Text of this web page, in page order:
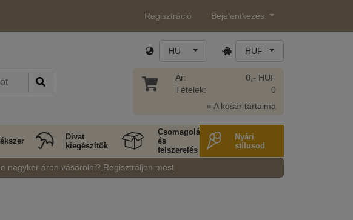
Regisztráció Bejelentkezés
HU HUF
Ár:
Tételek:
0,- HUF
0
» A kosár tartalma
Divat
kiegészítők
Csomagolás
és
felszerelés
Nyári
stílusod
nagyker áron vásárolni? Regisztráljon most